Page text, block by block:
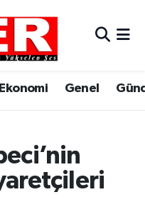
Ekonomi Genel
Fikstür